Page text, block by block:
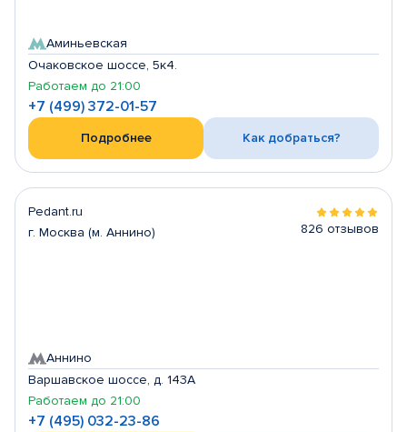
Аминьевская
Очаковское шоссе, 5к4.
Работаем до 21:00
+7 (499) 372-01-57
Подробнее Как добраться?
Pedant.ru
г. Москва (м. Аннино)
826 отзывов
Аннино
Варшавское шоссе, д. 143А
Работаем до 21:00
+7 (495) 032-23-86